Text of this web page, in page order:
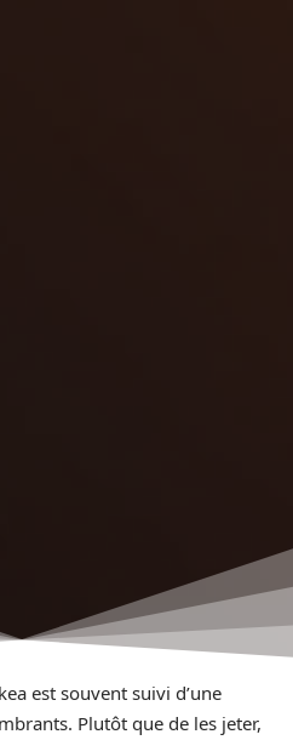
est souvent suivi d’une
Plutôt que de les jeter,